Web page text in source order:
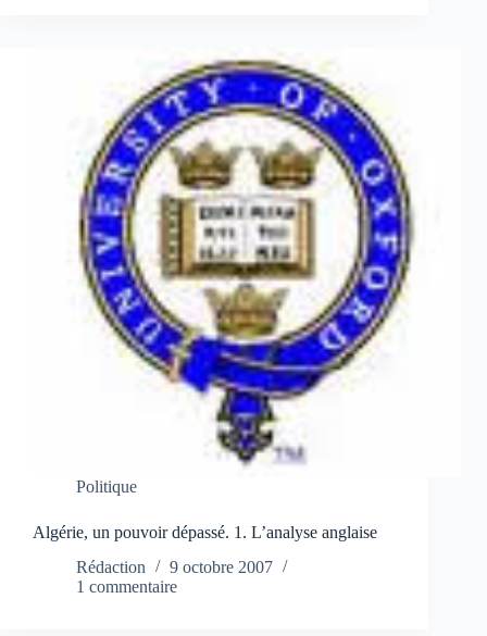
Politique
Algérie, un pouvoir dépassé. 1. L’analyse anglaise
Rédaction
9 octobre 2007
1 commentaire